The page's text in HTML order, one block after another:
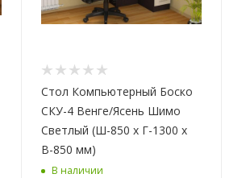
Стол Компьютерный Боско
СКУ-4 Венге/Ясень Шимо
Светлый (Ш-850 х Г-1300 х
В-850 мм)
В наличии